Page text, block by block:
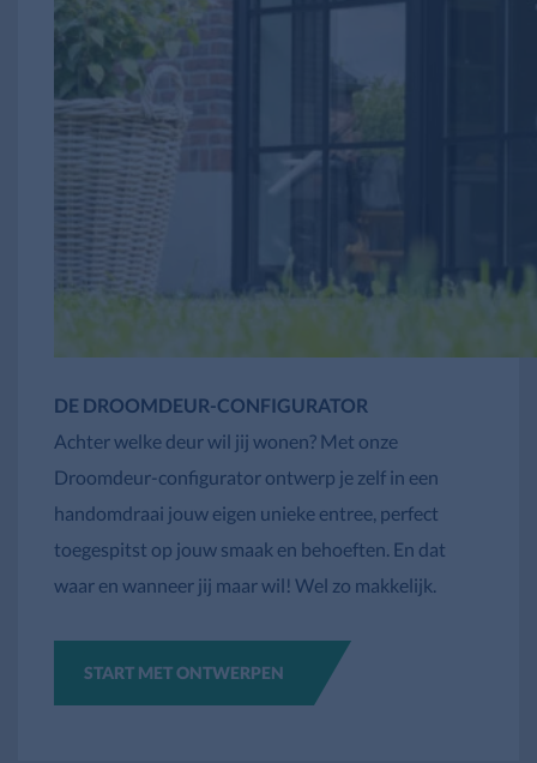
DE DROOMDEUR-CONFIGURATOR
Achter welke deur wil jij wonen? Met onze
Droomdeur-configurator ontwerp je zelf in een
handomdraai jouw eigen unieke entree, perfect
toegespitst op jouw smaak en behoeften. En dat
waar en wanneer jij maar wil! Wel zo makkelijk.
START MET ONTWERPEN